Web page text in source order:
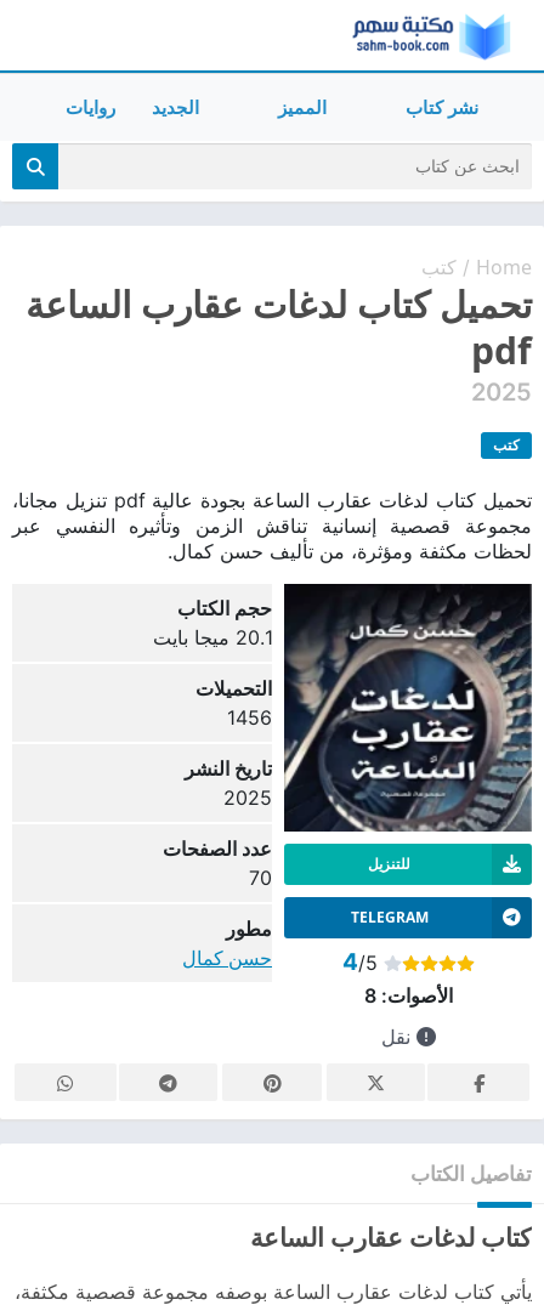
نشر كتاب المميز الجديد روايات
Home
/ كتب
تحميل كتاب لدغات عقارب الساعة
pdf
2025
كتب
تحميل كتاب لدغات عقارب الساعة بجودة عالية pdf تنزيل مجانا،
مجموعة قصصية إنسانية تناقش الزمن وتأثيره النفسي عبر
لحظات مكثفة ومؤثرة، من تأليف حسن كمال.
للتنزيل
TELEGRAM
4/5
الأصوات:8
نقل
حجم الكتاب
20.1 ميجا بايت
التحميلات
1456
تاريخ النشر
2025
عدد الصفحات
70
مطور
حسن كمال
تفاصيل الكتاب
كتاب لدغات عقارب الساعة
يأتي كتاب لدغات عقارب الساعة بوصفه مجموعة قصصية مكثفة،